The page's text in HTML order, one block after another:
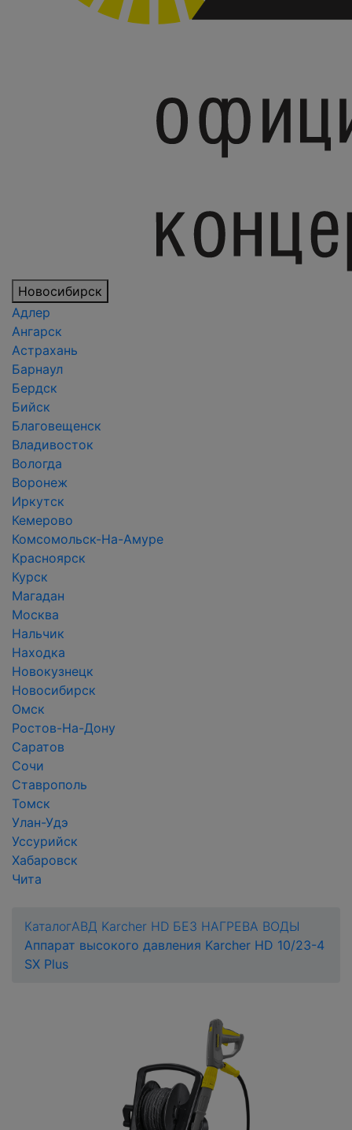
Новосибирск
Адлер
Ангарск
Астрахань
Барнаул
Бердск
Бийск
Благовещенск
Владивосток
Вологда
Воронеж
Иркутск
Кемерово
Комсомольск-На-Амуре
Красноярск
Курск
Магадан
Москва
Нальчик
Находка
Новокузнецк
Новосибирск
Омск
Ростов-На-Дону
Саратов
Сочи
Ставрополь
Томск
Улан-Удэ
Уссурийск
Хабаровск
Чита
КаталогАВД Karcher HD БЕЗ НАГРЕВА ВОДЫ
Аппарат высокого давления Karcher HD 10/23-4
SX Plus